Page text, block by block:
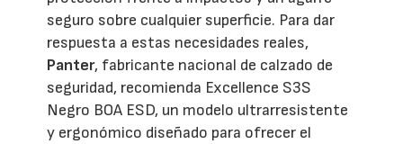
seguro sobre cualquier superficie. Para dar
respuesta a estas necesidades reales,
Panter, fabricante nacional de calzado de
seguridad, recomienda Excellence S3S
Negro BOA ESD, un modelo ultrarresistente
y ergonómico diseñado para ofrecer el